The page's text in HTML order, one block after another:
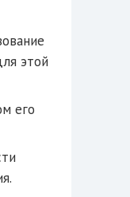
этой
его